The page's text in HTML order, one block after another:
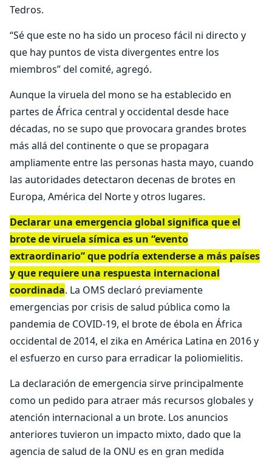
Tedros.
“Sé que este no ha sido un proceso fácil ni directo y
que hay puntos de vista divergentes entre los
miembros” del comité, agregó.
Aunque la viruela del mono se ha establecido en
partes de África central y occidental desde hace
décadas, no se supo que provocara grandes brotes
más allá del continente o que se propagara
ampliamente entre las personas hasta mayo, cuando
las autoridades detectaron decenas de brotes en
Europa, América del Norte y otros lugares.
Declarar una emergencia global significa que el
brote de viruela símica es un “evento
extraordinario” que podría extenderse a más países
y que requiere una respuesta internacional
coordinada. La OMS declaró previamente
emergencias por crisis de salud pública como la
pandemia de COVID-19, el brote de ébola en África
occidental de 2014, el zika en América Latina en 2016 y
el esfuerzo en curso para erradicar la poliomielitis.
La declaración de emergencia sirve principalmente
como un pedido para atraer más recursos globales y
atención internacional a un brote. Los anuncios
anteriores tuvieron un impacto mixto, dado que la
agencia de salud de la ONU es en gran medida